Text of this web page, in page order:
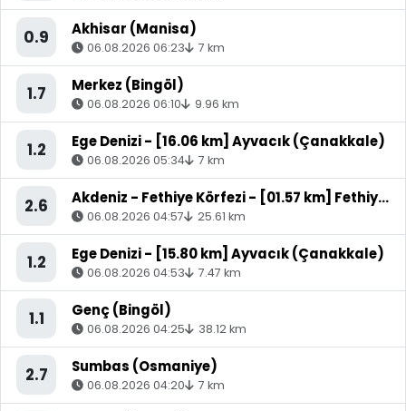
0.9 Akhisar (Manisa)
06.08.2026 06:23 7 km
1.7 Merkez (Bingöl)
06.08.2026 06:10 9.96 km
1.2 Ege Denizi - [16.06 km] Ayvacık (Çanakkale)
06.08.2026 05:34 7 km
2.6 Akdeniz - Fethiye Körfezi - [01.57 km] Fethiye (Muğla)
06.08.2026 04:57 25.61 km
1.2 Ege Denizi - [15.80 km] Ayvacık (Çanakkale)
06.08.2026 04:53 7.47 km
1.1 Genç (Bingöl)
06.08.2026 04:25 38.12 km
2.7 Sumbas (Osmaniye)
06.08.2026 04:20 7 km